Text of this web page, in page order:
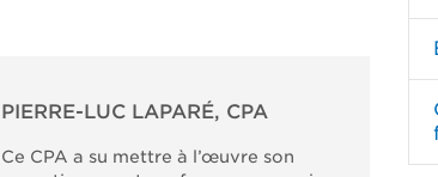
PIERRE-LUC LAPARÉ, CPA
Ce CPA a su mettre à l’œuvre son